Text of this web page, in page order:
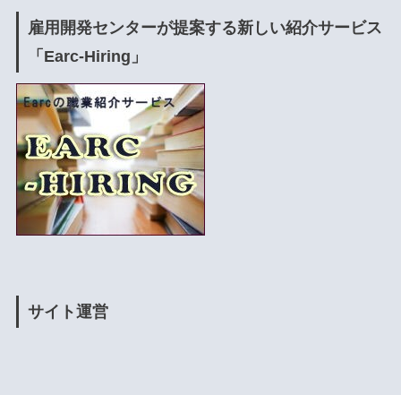
雇用開発センターが提案する新しい紹介サービス
「Earc-Hiring」
サイト運営